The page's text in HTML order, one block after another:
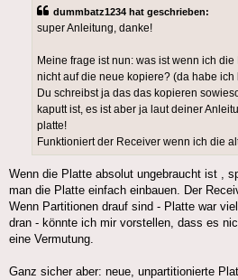
dummbatz1234 hat geschrieben:
super Anleitung, danke!
Meine frage ist nun: was ist wenn ich
nicht auf die neue kopiere? (da habe ich
Du schreibst ja das das kopieren
kaputt ist, es ist aber ja laut deiner
platte!
Funktioniert der Receiver wenn ich die
Wenn die Platte absolut ungebraucht ist ,
man die Platte einfach einbauen. Der
Wenn Partitionen drauf sind - Platte war
dran - könnte ich mir vorstellen, dass es
eine Vermutung.
Ganz sicher aber: neue, unpartitionierte